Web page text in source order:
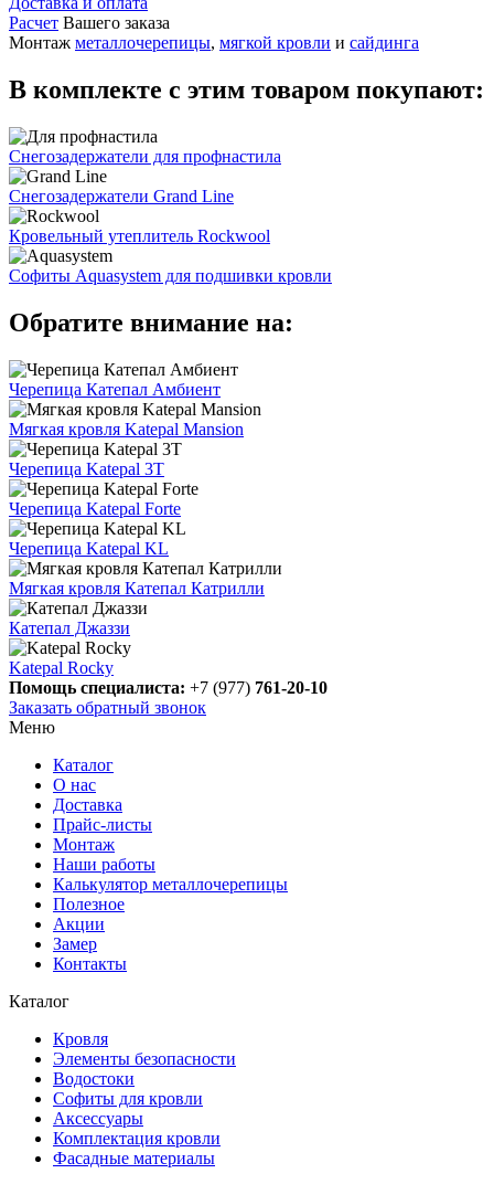
Расчет Вашего заказа
Монтаж металлочерепицы, мягкой кровли и сайдинга
В комплекте с этим товаром покупают:
Снегозадержатели для профнастила
Снегозадержатели Grand Line
Кровельный утеплитель Rockwool
Софиты Aquasystem для подшивки кровли
Обратите внимание на:
Черепица Катепал Амбиент
Мягкая кровля Katepal Mansion
Черепица Katepal 3Т
Черепица Katepal Forte
Черепица Katepal KL
Мягкая кровля Катепал Катрилли
Катепал Джаззи
Katepal Rocky
Помощь специалиста: +7 (977) 761-20-10
Заказать обратный звонок
Меню
Каталог
О нас
Доставка
Прайс-листы
Монтаж
Наши работы
Калькулятор металлочерепицы
Полезное
Акции
Замер
Контакты
Каталог
Кровля
Элементы безопасности
Водостоки
Софиты для кровли
Аксессуары
Комплектация кровли
Фасадные материалы